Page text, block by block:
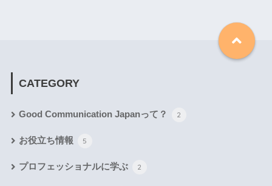
CATEGORY
Good Communication Japanって？ 2
お役立ち情報 5
プロフェッショナルに学ぶ 2